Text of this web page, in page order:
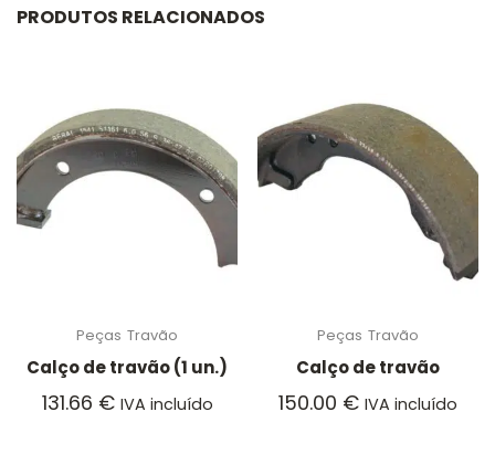
PRODUTOS RELACIONADOS
Peças Travão
Calço de travão (1 un.)
131.66 € IVA incluído
Peças Travão
Calço de travão
150.00 € IVA incluído